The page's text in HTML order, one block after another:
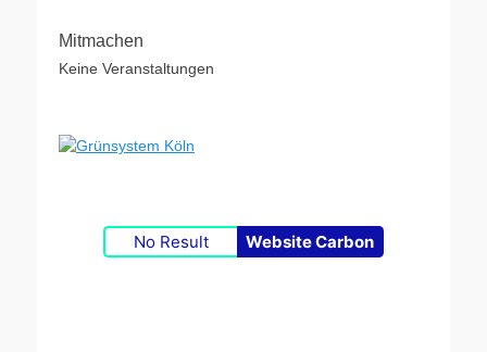
Mitmachen
Keine Veranstaltungen
No Result Website Carbon